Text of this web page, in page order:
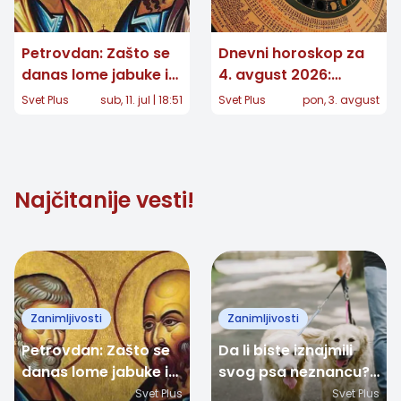
Petrovdan: Zašto se
danas lome jabuke i
šta nam proriče cvet
Svet Plus sub, 11. jul | 18:51
Dnevni horoskop za
4. avgust 2026:
Strelčevima stiže
Svet Plus pon, 3. avgust
Najčitanije vesti!
Zanimljivosti
Petrovdan: Zašto se
danas lome jabuke i
šta nam proriče cvet
Svet Plus
Zanimljivosti
Da li biste iznajmili
svog psa neznancu?
Kontroverzna
Svet Plus